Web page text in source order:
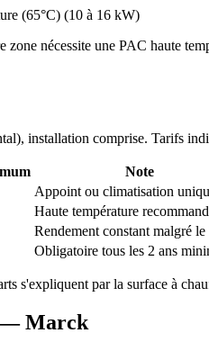
(65°C) (10 à 16 kW)
nécessite une PAC haute
), installation comprise. Tarifs
Note
Appoint ou climatisation
Haute température
Rendement constant malgré
Obligatoire tous les 2 ans
s'expliquent par la surface à
—Marck